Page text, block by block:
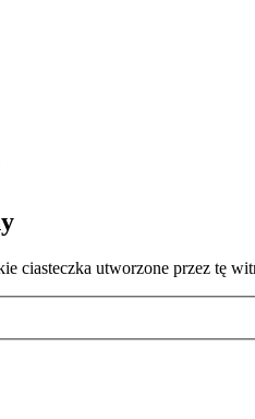
ciasteczka utworzone przez tę